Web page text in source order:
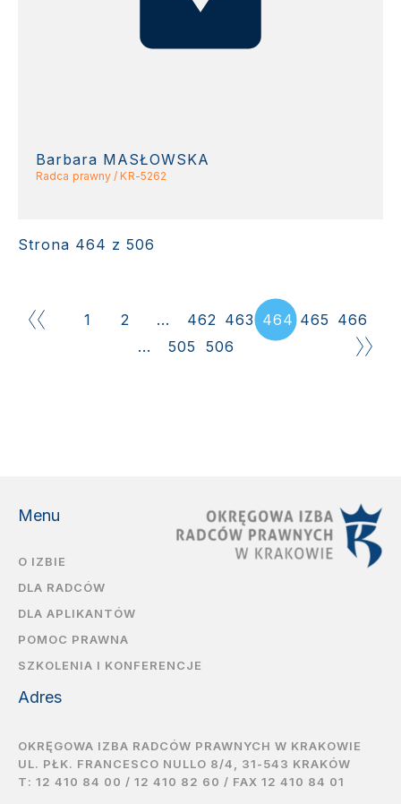
Barbara MASŁOWSKA
Radca prawny / KR-5262
Strona 464 z 506
1 2 ... 462 463 464 465 466
...
505 506
Menu
O IZBIE
DLA RADCÓW
DLA APLIKANTÓW
POMOC PRAWNA
SZKOLENIA I KONFERENCJE
Adres
OKRĘGOWA IZBA RADCÓW PRAWNYCH W KRAKOWIE
UL. PŁK. FRANCESCO NULLO 8/4, 31-543 KRAKÓW
T: 12 410 84 00 / 12 410 82 60 / FAX 12 410 84 01